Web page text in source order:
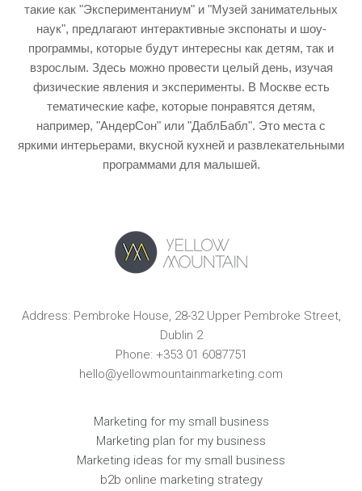
такие как "Экспериментаниум" и "Музей занимательных
наук", предлагают интерактивные экспонаты и шоу-
программы, которые будут интересны как детям, так и
взрослым. Здесь можно провести целый день, изучая
физические явления и эксперименты. В Москве есть
тематические кафе, которые понравятся детям,
например, "АндерСон" или "ДаблБабл". Это места с
яркими интерьерами, вкусной кухней и развлекательными
программами для малышей.
Address: Pembroke House, 28-32 Upper Pembroke Street,
Dublin 2
Phone: +353 01 6087751
hello@yellowmountainmarketing.com
Marketing for my small business
Marketing plan for my business
Marketing ideas for my small business
b2b online marketing strategy